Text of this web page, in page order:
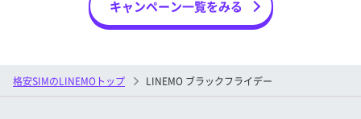
キャンペーン一覧をみる
格安SIMのLINEMOトップ LINEMO ブラックフライデー